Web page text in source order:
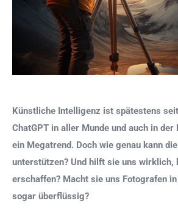
Künstliche Intelligenz ist spätestens
ChatGPT in aller Munde und auch in
ein Megatrend. Doch wie genau kann
unterstützen? Und hilft sie uns wirklich,
erschaffen? Macht sie uns Fotografen
sogar überflüssig?